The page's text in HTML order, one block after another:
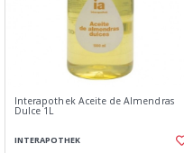
Interapothek Aceite de Almendras
Dulce 1L
INTERAPOTHEK